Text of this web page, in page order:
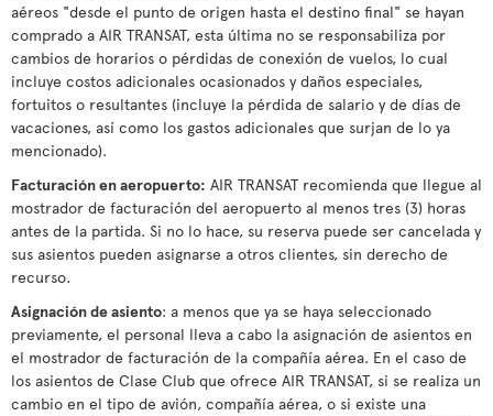
aéreos "desde el punto de origen hasta el destino final" se hayan
comprado a AIR TRANSAT, esta última no se responsabiliza por
cambios de horarios o pérdidas de conexión de vuelos, lo cual
incluye costos adicionales ocasionados y daños especiales,
fortuitos o resultantes (incluye la pérdida de salario y de días de
vacaciones, así como los gastos adicionales que surjan de lo ya
mencionado).
Facturación en aeropuerto: AIR TRANSAT recomienda que llegue al
mostrador de facturación del aeropuerto al menos tres (3) horas
antes de la partida. Si no lo hace, su reserva puede ser cancelada y
sus asientos pueden asignarse a otros clientes, sin derecho de
recurso.
Asignación de asiento: a menos que ya se haya seleccionado
previamente, el personal lleva a cabo la asignación de asientos en
el mostrador de facturación de la compañía aérea. En el caso de
los asientos de Clase Club que ofrece AIR TRANSAT, si se realiza un
cambio en el tipo de avión, compañía aérea, o si existe una